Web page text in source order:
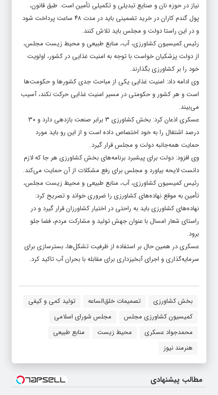
نیاز در حوزه نان و صنایع تبدیلی و تکمیلی تأمین است. طبق قانون،
پول گندم کاران در خرید تضمینی باید در مدت ۴۸ ساعت پرداخت شود
و در این راستا دولت و مجلس باید تلاش کنند.
رئیس کمیسیون کشاورزی، آب، منابع طبیعی و محیط زیست مجلس،
از دولت پزشکیان خواست با توجه به امنیت غذایی در کشور، اولویت
خود را بر کشاورزی بگذارند.
وی ادامه داد: امنیت غذایی یکی از مباحث جدی کشورها و حکومت‌ها
است و هر کشور و حکومتی در مسیر امنیت غذایی حرکت نکند، آسیب
می‌بیند.
عسکری اذعان کرد: بخش کشاورزی ۳ برابر صنعت بازدهی دارد و ۳۰
درصد اشتغال را به خود اختصاص داده است و از این رو باید مورد
حمایت همه‌جانبه دولت و مجلس قرار گیرد.
وی افزود: دولت برای پیشبرد برنامه‌های بخش کشاورزی هر جا که لازم
دانست لایحه بیاورد و مجلس برای رفع مشکلات از آن حمایت می‌کند.
رئیس کمیسیون کشاورزی، آب، منابع طبیعی و محیط زیست مجلس،
تأمین به موقع نهاده‌های کشاورزی را ضروری خواند و تصریح کرد:
نهاده‌های کشاورزی باید به راحتی در اختیار کشاورزان قرار گیرد و در
راستای شعار امسال با عنوان جهش تولید و مشارکت مردم، فضا جلو
برود.
عسکری در همین حال بر استفاده از ظرفیت تشکل‌ها، بسترسازی برای
سرمایه‌گذاری و اجرای آبخیزداری برای مقابله با بحران آب تاکید کرد.‌
بخش کشاورزی تصمیمات خلق‌الساعه
تولید کمی و کیفی
کمیسیون کشاورزی مجلس
مجلس شورای اسلامی
محمدجواد عسکری
محیط زیست
منابع طبیعی
هنرمند نیوز
مطالب پیشنهادی